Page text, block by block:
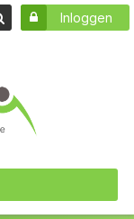
Inloggen